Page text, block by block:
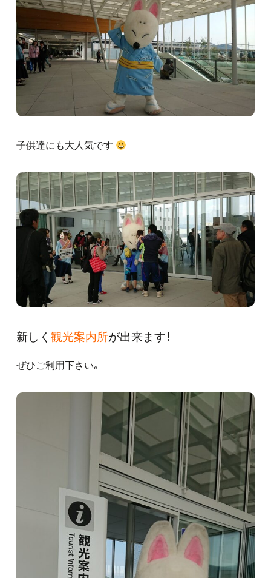
子供達にも大人気です
新しく 観光案内所が出来ます！
ぜひご利用下さい。